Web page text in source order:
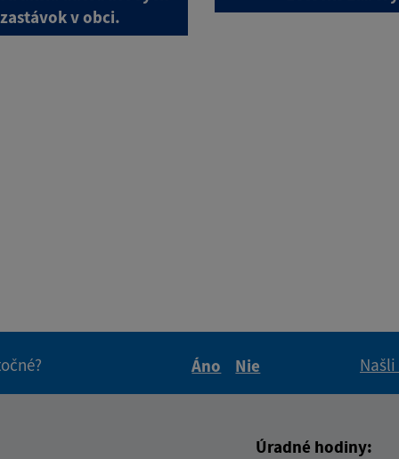
zastávok v obci.
Áno
Nie
Úradné hodiny: